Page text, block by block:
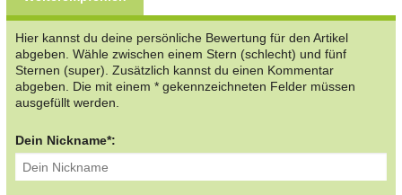
Hier kannst du deine persönliche Bewertung für den Artikel
abgeben. Wähle zwischen einem Stern (schlecht) und fünf
Sternen (super). Zusätzlich kannst du einen Kommentar
abgeben. Die mit einem * gekennzeichneten Felder müssen
ausgefüllt werden.
Dein Nickname*: